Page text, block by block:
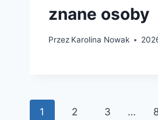
znane osoby
Przez Karolina Nowak
Nawigacja
1 2 3 …